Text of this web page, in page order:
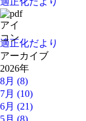
適正化だより
アーカイブ
2026年
8月 (8)
7月 (10)
6月 (21)
5月 (8)